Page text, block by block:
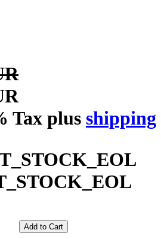
Tax plus shipping
Add to Cart